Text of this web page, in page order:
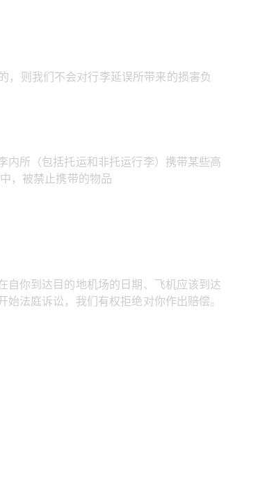
，则我们不会对行李延误所带来的损害负
内所（包括托运和非托运行李）携带某些高
，被禁止携带的物品
自你到达目的地机场的日期、飞机应该到达
法庭诉讼，我们有权拒绝对你作出赔偿。